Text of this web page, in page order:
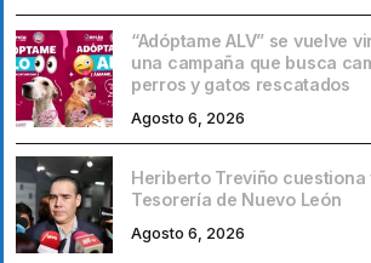
“Adóptame ALV” se vuelve
una campaña que busca
perros y gatos rescatados
Agosto 6, 2026
Heriberto Treviño cuestiona
Tesorería de Nuevo León
Agosto 6, 2026